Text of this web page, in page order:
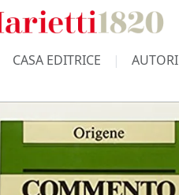
CASA EDITRICE AUTORI